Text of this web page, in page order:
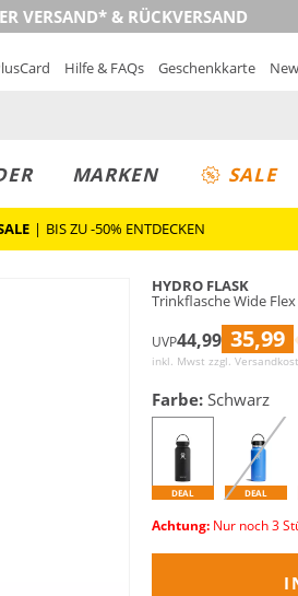
VERSAND* & RÜCKVERSAND
Hilfe & FAQs Geschenkkarte
MARKEN SALE
| BIS ZU -50% ENTDECKEN
HYDRO FLASK
Trinkflasche Wide
UVP44,99 35,99
inkl. Mwst zzgl.
Farbe: Schwarz
DEAL DEAL
Achtung: Nur noch 3